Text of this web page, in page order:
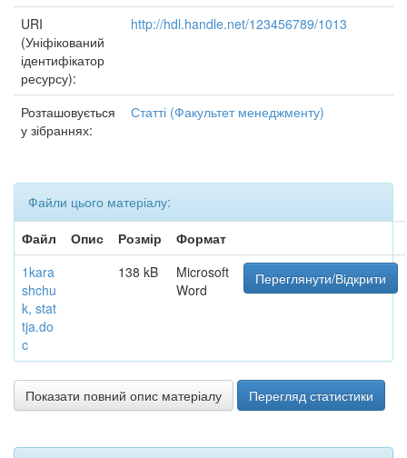
URI
(Уніфікований
ідентифікатор
ресурсу):
http://hdl.handle.net/123456789/1013
Розташовується
у зібраннях:
Статті (Факультет менеджменту)
Файли цього матеріалу:
Файл
Опис Розмір
Формат
1kara
shchu
k, stat
tja.do
c
138 kB
Microsoft
Word
Переглянути/Відкрити
Показати повний опис матеріалу Перегляд статистики